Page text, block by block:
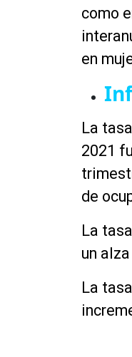
como
en
La
2021
de
La
un
La